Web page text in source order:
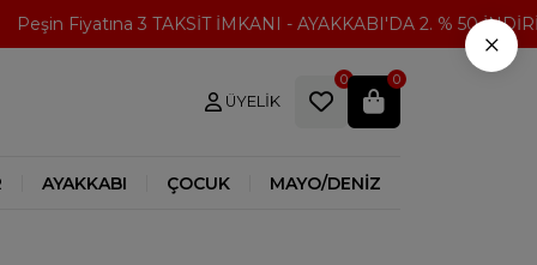
Fiyatına 3 TAKSİT İMKANI - AYAKKABI'DA 2. % 50 İNDİRİM
ÜYELIK
0 0
AYAKKABI ÇOCUK MAYO/DENİZ
×